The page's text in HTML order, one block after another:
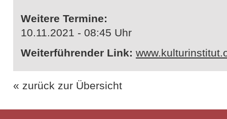
Weitere Termine:
10.11.2021 - 08:45 Uhr
Weiterführender Link:
« zurück zur Übersicht